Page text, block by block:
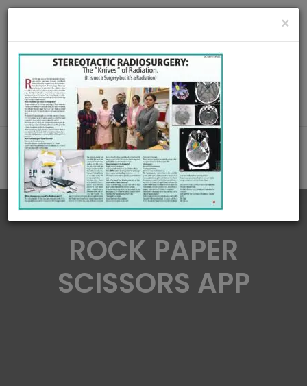
Call Us : 8420345509 / 9432922741
MAKE APPOINMENT
ROCK PAPER
SCISSORS APP
×